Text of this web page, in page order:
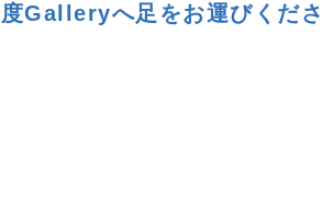
Galleryへ足をお運びくだ